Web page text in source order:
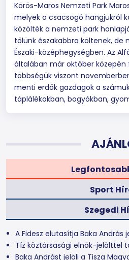
Körös-Maros Nemzeti Park
melyek a csacsogó hangjukról
közölték a nemzeti park
tőlünk északabbra költenek, de
Északi-középhegységben. Az
általában már október közepén
többségük viszont
menti erdők gazdagok a
táplálékokban, bogyókban,
Sport
Szegedi
A Fidesz elutasítja Baka András
Tíz köztársasági elnök-jelölttel
Baka Andrást jelöli a Tisza